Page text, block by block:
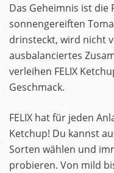
Das Geheimnis ist die
sonnengereiften
drinsteckt, wird nicht
ausbalanciertes
verleihen FELIX
Geschmack.
FELIX hat für jeden
Ketchup! Du kannst
Sorten wählen und
probieren. Von mild